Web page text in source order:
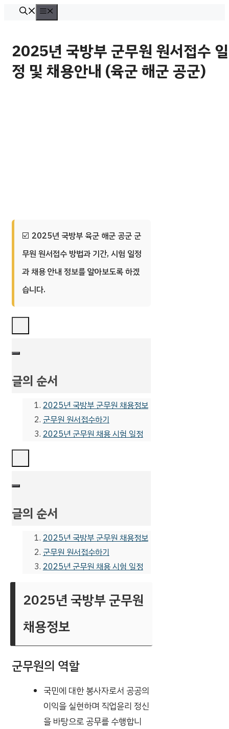
뉴
2025년 국방부 군무원 원서접수 일
정 및 채용안내 (육군 해군 공군)
2025년 국방부 육군 해군 공군 군
무원 원서접수 방법과 기간, 시험 일정
과 채용 안내 정보를 알아보도록 하겠
습니다.
글의 순서
2025년 국방부 군무원 채용정보
군무원 원서접수하기
2025년 군무원 채용 시험 일정
글의 순서
2025년 국방부 군무원 채용정보
군무원 원서접수하기
2025년 군무원 채용 시험 일정
2025년 국방부 군무원
채용정보
군무원의 역할
국민에 대한 봉사자로서 공공의
이익을 실현하며 직업윤리 정신
을 바탕으로 공무를 수행합니